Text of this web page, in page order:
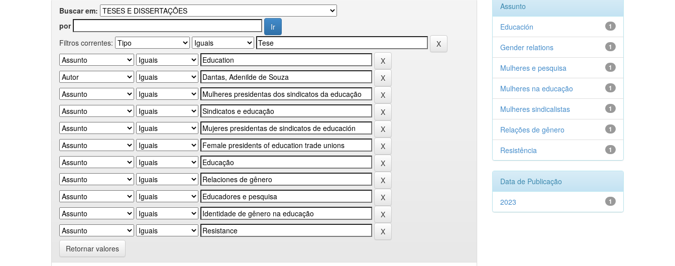
Buscar em:
por
Filtros correntes:
Retornar valores
Assunto
1
Educación
1
Gender relations
1
Mulheres e pesquisa
1
Mulheres na educação
1
Mulheres sindicalistas
1
Relações de gênero
1
Resistência
Data de Publicação
1
2023